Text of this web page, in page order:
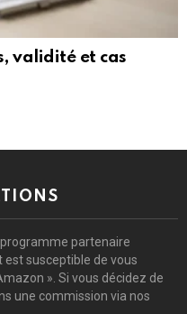
validité et cas
partenaire
est susceptible de vous
». Si vous décidez de
une commission via nos